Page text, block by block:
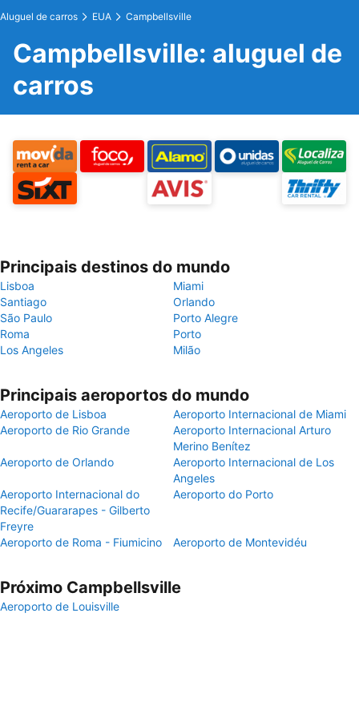
Aluguel de carros EUA Campbellsville
Campbellsville: aluguel de
carros
Principais destinos do mundo
Lisboa
Miami
Santiago
Orlando
São Paulo
Porto Alegre
Roma
Porto
Los Angeles
Milão
Principais aeroportos do mundo
Aeroporto de Lisboa
Aeroporto Internacional de Miami
Aeroporto de Rio Grande
Aeroporto Internacional Arturo
Merino Benítez
Aeroporto de Orlando
Aeroporto Internacional de Los
Angeles
Aeroporto Internacional do
Recife/Guararapes - Gilberto
Freyre
Aeroporto do Porto
Aeroporto de Roma - Fiumicino Aeroporto de Montevidéu
Próximo Campbellsville
Aeroporto de Louisville